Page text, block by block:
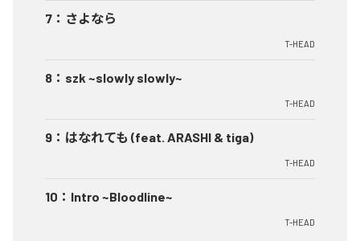
7 ： さよなら
T-HEAD
8 ： szk ~slowly slowly~
T-HEAD
9 ： はなれても (feat. ARASHI & tiga)
T-HEAD
10 ： Intro ~Bloodline~
T-HEAD